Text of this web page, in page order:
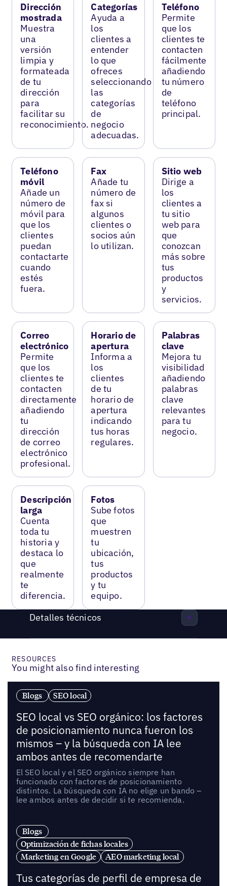
Dirección
mostrada
Muestra
una
versión
limpia y
formateada
de tu
dirección
para
facilitar su
reconocimiento.
Categorías
Ayuda a
los
clientes a
entender
lo que
ofreces
seleccionando
las
categorías
de
negocio
adecuadas.
Teléfono
Permite
que los
clientes te
contacten
fácilmente
añadiendo
tu número
de
teléfono
principal.
Teléfono
móvil
Añade un
número de
móvil para
que los
clientes
puedan
contactarte
cuando
estés
fuera.
Fax
Añade tu
número de
fax si
algunos
clientes o
socios aún
lo utilizan.
Sitio web
Dirige a
los
clientes a
tu sitio
web para
que
conozcan
más sobre
tus
productos
y
servicios.
Correo
electrónico
Permite
que los
clientes te
contacten
directamente
añadiendo
tu
dirección
de correo
electrónico
profesional.
Horario de
apertura
Informa a
los
clientes
de tu
horario de
apertura
indicando
tus horas
regulares.
Palabras
clave
Mejora tu
visibilidad
añadiendo
palabras
clave
relevantes
para tu
negocio.
Descripción
larga
Cuenta
toda tu
historia y
destaca lo
que
realmente
te
diferencia.
Fotos
Sube fotos
que
muestren
tu
ubicación,
tus
productos
y tu
equipo.
Detalles técnicos
RESOURCES
You might also find interesting
Blogs SEO local
SEO local vs SEO orgánico: los factores
de posicionamiento nunca fueron los
mismos – y la búsqueda con IA lee
ambos antes de recomendarte
El SEO local y el SEO orgánico siempre han
funcionado con factores de posicionamiento
distintos. La búsqueda con IA no elige un bando –
lee ambos antes de decidir si te recomienda.
Blogs
Optimización de fichas locales
Marketing en Google
AEO marketing local
Tus categorías de perfil de empresa de